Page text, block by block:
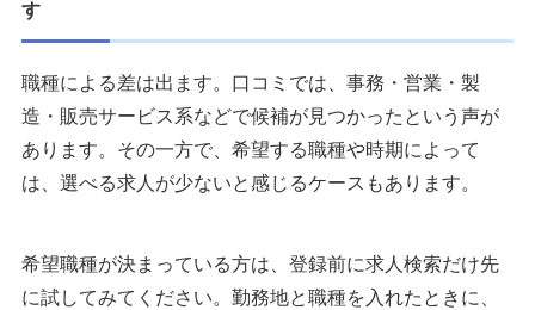
す
職種による差は出ます。口コミでは、事務・営業・製
造・販売サービス系などで候補が見つかったという声が
あります。その一方で、希望する職種や時期によって
は、選べる求人が少ないと感じるケースもあります。
希望職種が決まっている方は、登録前に求人検索だけ先
に試してみてください。勤務地と職種を入れたときに、